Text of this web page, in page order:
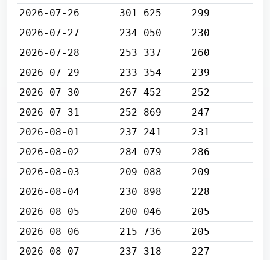
2026-07-26
301 625
299
2026-07-27
234 050
230
2026-07-28
253 337
260
2026-07-29
233 354
239
2026-07-30
267 452
252
2026-07-31
252 869
247
2026-08-01
237 241
231
2026-08-02
284 079
286
2026-08-03
209 088
209
2026-08-04
230 898
228
2026-08-05
200 046
205
2026-08-06
215 736
205
2026-08-07
237 318 227